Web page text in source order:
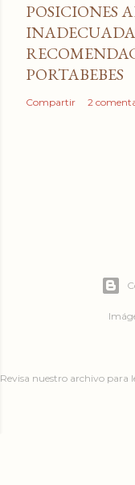
POSICIONES
PORTABEBES
Compartir 2
Revisa nuestro archivo para